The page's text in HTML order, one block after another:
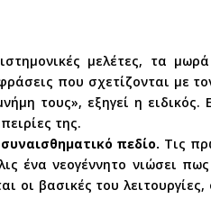
μελέτες, τα
που σχετίζονται με
τους», εξηγεί η ειδικός.
της.
πεδίο. Τις
ένα νεογέννητο νιώσει
οι βασικές του